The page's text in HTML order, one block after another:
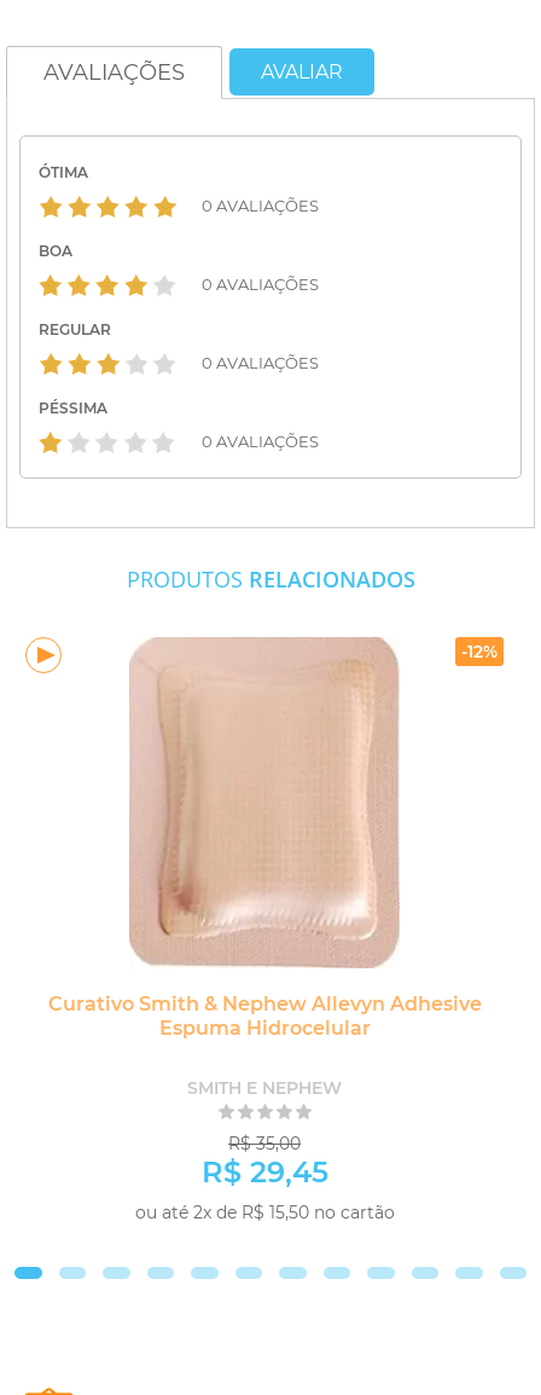
AVALIAÇÕES AVALIAR
ÓTIMA
0 AVALIAÇÕES
BOA
0 AVALIAÇÕES
REGULAR
0 AVALIAÇÕES
PÉSSIMA
0 AVALIAÇÕES
PRODUTOS RELACIONADOS
-12%
Curativo Smith & Nephew Allevyn Adhesive
Espuma Hidrocelular
SMITH E NEPHEW
R$ 35,00
R$ 29,45
ou até 2x de R$ 15,50 no cartão